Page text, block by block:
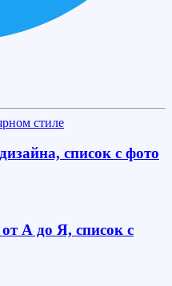
список с фото
А до Я, список с